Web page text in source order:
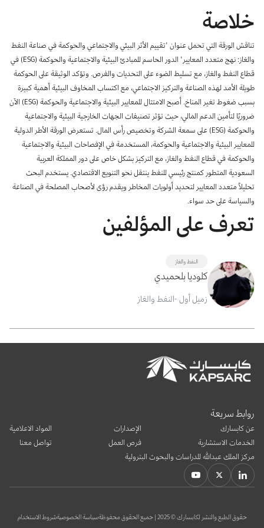
استعرض الصور لأبرز فعالياتنا الأخيرة ومبادراتنا وشراكاتنا.
يرجى التواصل معنا للاستفسارات العامة، وفرص التعاون، والطلبات الإعلامية.
انضم إلى فريقنا
عن كابسارك
خلاصة
تناقش الورقة التي تحمل عنوان "تقييم الأثر البيئي والاجتماعي والحوكمة في صناعة النفط
والغاز: نهج متعدد المعايير" الدور الحاسم للمبادئ البيئية والاجتماعية والحوكمة (ESG) في
قطاع النفط والغاز، مع تسليط الضوء على التحديات والفرص. وتؤكد الوثيقة على الحوكمة
طويلة الأمد لهذه الصناعة والتركيز الاجتماعي، مع اكتساب المخاوف البيئية أهمية كبيرة
بسبب ضغوط تغير المناخ. أصبح الامتثال للمعايير البيئية والاجتماعية والحوكمة (ESG) الآن
ضروريًا لتأمين الدعم المالي، حيث تؤثر تصنيفات الجهات الخارجية البيئية والاجتماعية
والحوكمة (ESG) على سمعة الشركة وتخصيص رأس المال. تستعرض الورقة الأطر الدولية
للمعايير البيئية والاجتماعية والحوكمة، المستخدمة في الإفصاحات البيئية والاجتماعية
والحوكمة في قطاع النفط والغاز، مع التركيز بشكل خاص على دور المملكة العربية
السعودية المتطور كمنتج رئيسي للنفط ينتقل نحو التنويع الاقتصادي. يستخدم البحث
تحليلاً متعدد المعايير لتحديد أولويات المخاطر ويقدم رؤى لأصحاب المصلحة في الصناعة
والسياسة على حد سواء.
تعرف على المؤلفين
النفط والغاز
كلوديا بلحميدي
زميل أول -النفط والغاز
روابط سريعة
عن كابسارك
الخدمات الاستشارية
الإصدارات
فرص العمل
المواد الاعلامية
تواصل معنا
مركز الملك عبدالله للدراسات والبحوث البترولية
حقوق الطبع والنشر لكابسارك © 2025 | جميع الحقوق محفوظة سياسة الخصوصيةشروط الاستخدام